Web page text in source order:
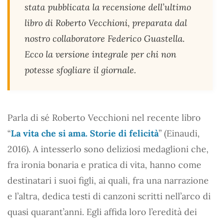
stata pubblicata la recensione dell’ultimo
libro di Roberto Vecchioni, preparata dal
nostro collaboratore Federico Guastella.
Ecco la versione integrale per chi non
potesse sfogliare il giornale.
Parla di sé Roberto Vecchioni nel recente libro
“La vita che si ama. Storie di felicità” (Einaudi,
2016). A intesserlo sono deliziosi medaglioni che,
fra ironia bonaria e pratica di vita, hanno come
destinatari i suoi figli, ai quali, fra una narrazione
e l’altra, dedica testi di canzoni scritti nell’arco di
quasi quarant’anni. Egli affida loro l’eredità dei